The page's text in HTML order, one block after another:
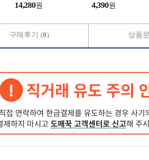
구 플라잉요가기구
14,280원
개 에어콘커버
4,390원
구매후기 (0) 상품